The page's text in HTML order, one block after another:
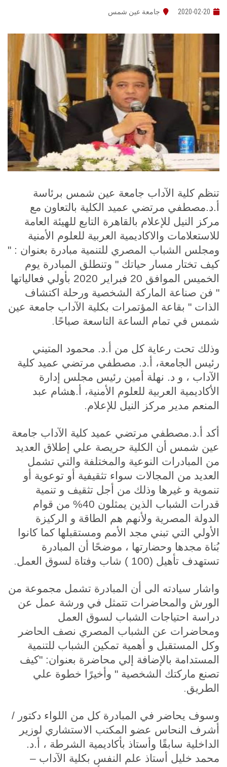
الإعلام
تواصل معنا
الطلاب
هيئة التدريس
الدراسات العليا
الخريجين
الموظفون
الزائـرون
سجل الان
2020-02-20 جامعة عين شمس
تنظم كلية الآداب جامعة عين شمس برئاسة
أ.د.مصطفي مرتضي عميد الكلية بالتعاون مع
مركز النيل للإعلام بالقاهرة التابع للهيئة العامة
للاستعلامات والاكاديمية العربية للعلوم الأمنية
ومجلس الشباب المصري للتنمية مبادرة بعنوان : "
كيف تختار مسار حياتك " وتنطلق المبادرة يوم
الخميس الموافق 20 فبراير 2020 بأولي فعالياتها
" فن صناعة الماركة الشخصية ورحلة اكتشاف
الذات " بقاعة المؤتمرات بكلية الآداب جامعة عين
شمس في تمام الساعة التاسعة صباحًا.
وذلك تحت رعاية كل من أ.د. محمود المتيني
رئيس الجامعة، أ.د. مصطفي مرتضي عميد كلية
الآداب ، و د. نهلة أمين رئيس مجلس إدارة
الأكاديمية العربية للعلوم الأمنية، أ.هشام عبد
المنعم مدير مركز النيل للإعلام.
أكد أ.د.مصطفي مرتضي عميد كلية الآداب جامعة
عين شمس أن الكلية حريصة علي إطلاق العديد
من المبادرات النوعية والمختلفة والتي تشمل
العديد من المجالات سواء تثقيفية أو توعوية أو
تنموية و غيرها وذلك من أجل تثقيف و تنمية
قدرات الشباب الذين يمثلون 40% من قوام
الدولة المصرية ولأنهم هم الطاقة و الركيزة
الأولي التي تبني مجد الأمم ومستقبلها كما كانوا
بُناة مجدها وحضارتها ، موضحًا أن المبادرة
تستهدف تأهيل (100 ) شاب وفتاة لسوق العمل
.
واشار سيادته الى أن المبادرة تشمل مجموعة من
الورش والمحاضرات تتمثل في ورشة عمل عن
دراسة احتياجات الشباب لسوق العمل
ومحاضرات عن الشباب المصري نصف الحاضر
وكل المستقبل و أهمية تمكين الشباب للتنمية
المستدامة بالإضافة إلي محاضرة بعنوان: "كيف
تصنع ماركتك الشخصية " وأخيرًا خطوة علي
الطريق.
وسوف يحاضر في المبادرة كل من اللواء دكتور /
أشرف النحاس عضو المكتب الاستشاري لوزير
الداخلية سابقًا وأستاذ بأكاديمية الشرطة ، أ.د.
محمد خليل أستاذ علم النفس بكلية الآداب –